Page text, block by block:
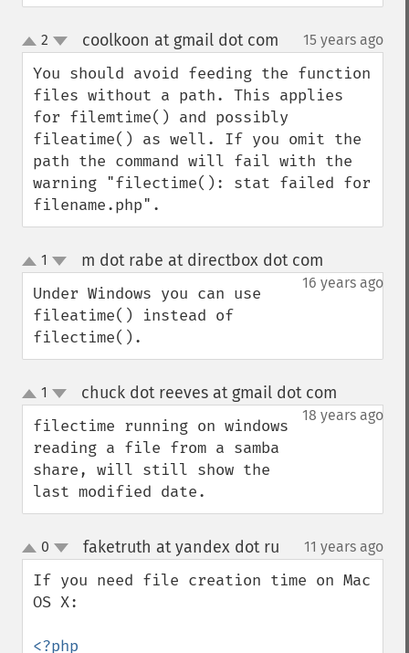
up
down
2 coolkoon at gmail dot com 15 years ago
You should avoid feeding the function
files without a path. This applies
for filemtime() and possibly
fileatime() as well. If you omit the
path the command will fail with the
warning "filectime(): stat failed for
filename.php".
up
down
1 m dot rabe at directbox dot com
16 years ago
Under Windows you can use
fileatime() instead of
filectime().
up
down
1 chuck dot reeves at gmail dot com
18 years ago
filectime running on windows
reading a file from a samba
share, will still show the
last modified date.
up
down
0 faketruth at yandex dot ru 11 years ago
If you need file creation time on Mac
OS X: